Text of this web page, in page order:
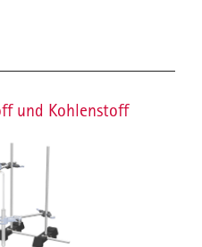
und Kohlenstoff